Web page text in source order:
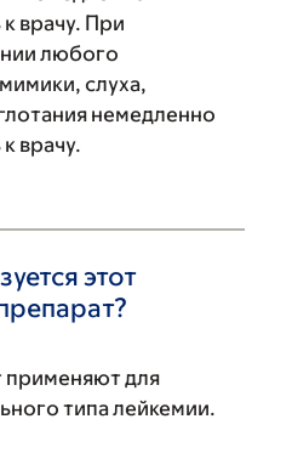
врачу. При
любого
слуха,
немедленно
врачу.
этот
применяют для
типа лейкемии.